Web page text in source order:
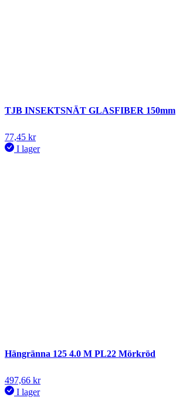
TJB INSEKTSNÄT GLASFIBER 150mm
77,45 kr
I lager
Hängränna 125 4.0 M PL22 Mörkröd
497,66 kr
I lager